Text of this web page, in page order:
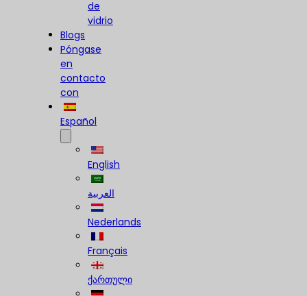
de
vidrio
Blogs
Póngase
en
contacto
con
Español
English
العربية
Nederlands
Français
ქართული